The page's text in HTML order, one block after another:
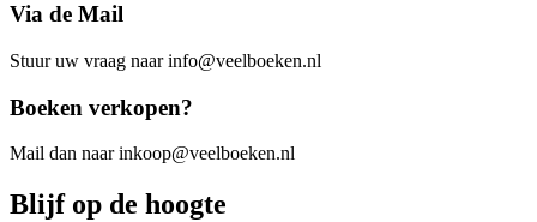
Via de Mail
Stuur uw vraag naar info@veelboeken.nl
Boeken verkopen?
Mail dan naar inkoop@veelboeken.nl
Blijf op de hoogte